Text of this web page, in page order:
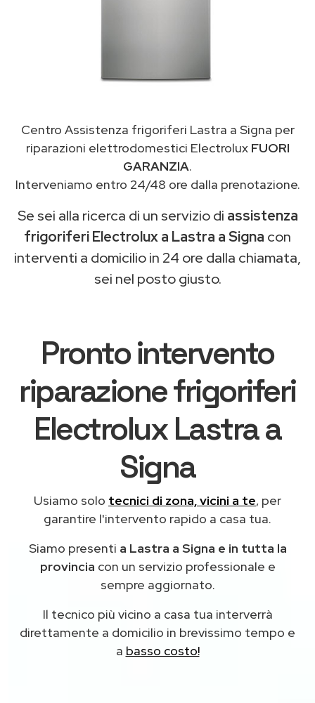
Centro Assistenza frigoriferi Lastra a Signa per
riparazioni elettrodomestici Electrolux FUORI
GARANZIA.
Interveniamo entro 24/48 ore dalla prenotazione.
Se sei alla ricerca di un servizio di assistenza
frigoriferi Electrolux a Lastra a Signa con
interventi a domicilio in 24 ore dalla chiamata,
sei nel posto giusto.
Pronto intervento
riparazione frigoriferi
Electrolux Lastra a
Signa
Usiamo solo tecnici di zona, vicini a te, per
garantire l'intervento rapido a casa tua.
Siamo presenti a Lastra a Signa e in tutta la
provincia con un servizio professionale e
sempre aggiornato.
Il tecnico più vicino a casa tua interverrà
direttamente a domicilio in brevissimo tempo e
a basso costo!